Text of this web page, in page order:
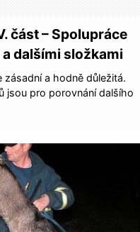
část – Spolupráce
dalšími složkami
a hodně důležitá.
jsou pro porovnání dalšího